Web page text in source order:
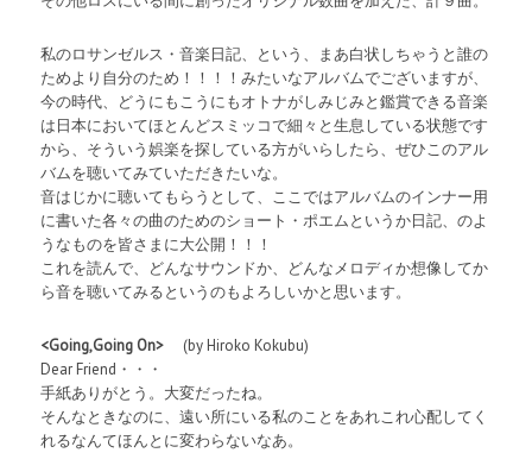
私のロサンゼルス・音楽日記、という、まあ白状しちゃうと誰の
ためより自分のため！！！！みたいなアルバムでございますが、
今の時代、どうにもこうにもオトナがしみじみと鑑賞できる音楽
は日本においてほとんどスミッコで細々と生息している状態です
から、そういう娯楽を探している方がいらしたら、ぜひこのアル
バムを聴いてみていただきたいな。
音はじかに聴いてもらうとして、ここではアルバムのインナー用
に書いた各々の曲のためのショート・ポエムというか日記、のよ
うなものを皆さまに大公開！！！
これを読んで、どんなサウンドか、どんなメロディか想像してか
ら音を聴いてみるというのもよろしいかと思います。
<Going,Going On>(by Hiroko Kokubu)
Dear Friend・・・
手紙ありがとう。大変だったね。
そんなときなのに、遠い所にいる私のことをあれこれ心配してく
れるなんてほんとに変わらないなあ。